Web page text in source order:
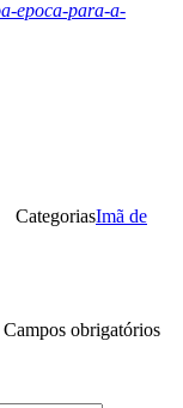
epoca-para-a-
CategoriasImã de
Campos obrigatórios